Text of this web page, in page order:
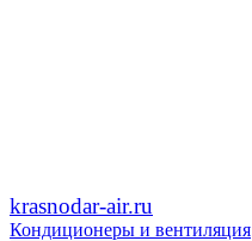
krasnodar-air.ru
Кондиционеры и вентиляция